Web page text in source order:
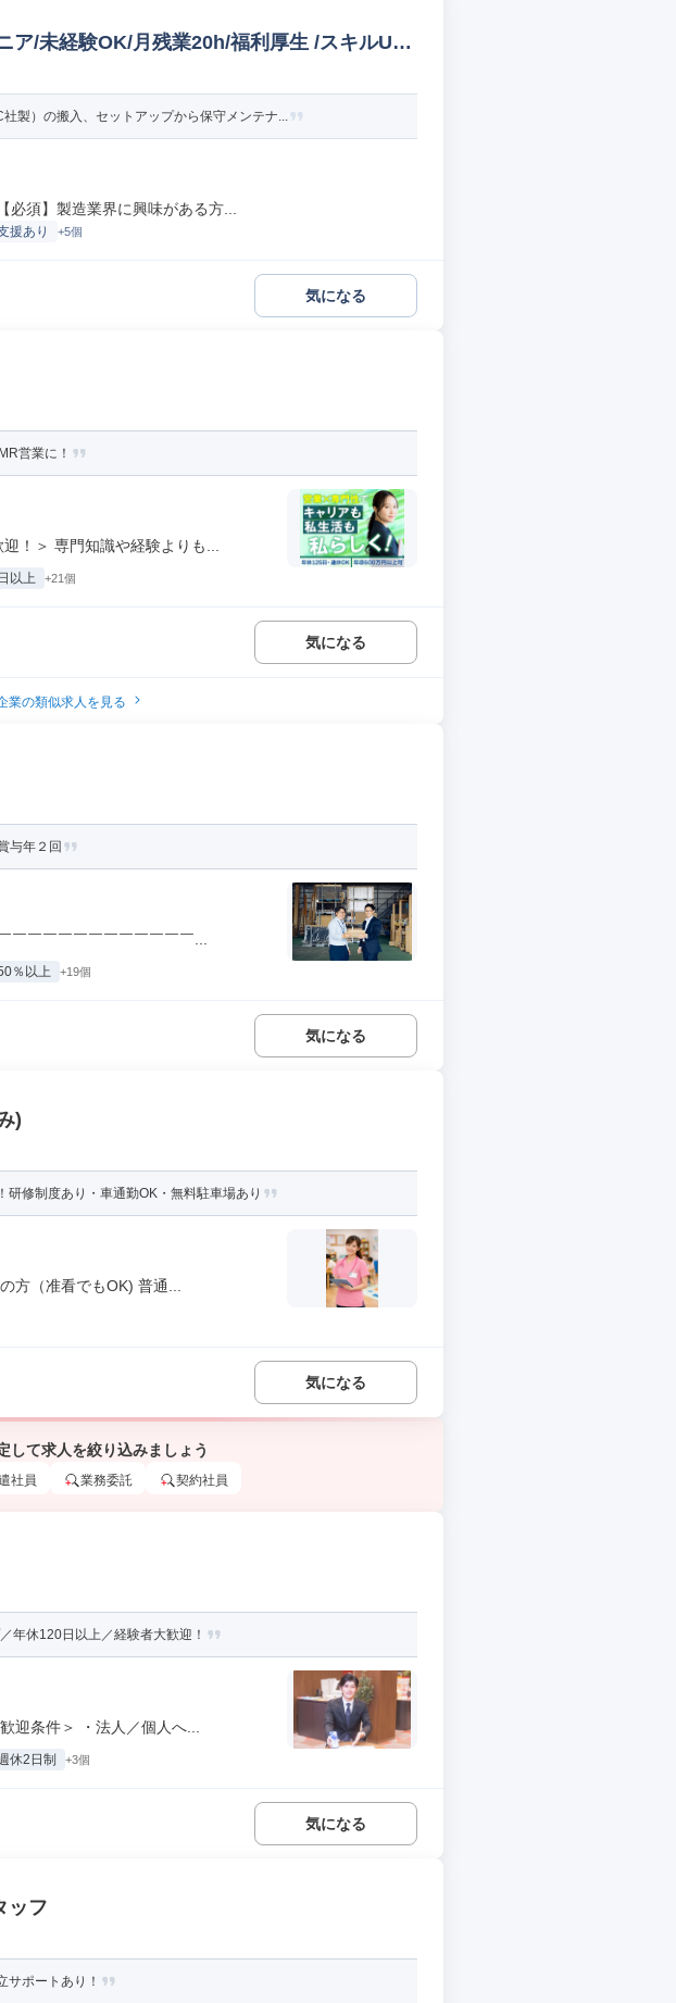
ア/未経験OK/月残業20h/福利厚生 /スキルUP
ア
製）の搬入、セットアップから保守メンテナ...
須】製造業界に興味がある方...
援あり +5個
気になる
営業に！
！＞ 専門知識や経験よりも...
以上 +21個
気になる
業の類似求人を見る
与年２回
￣￣￣￣￣￣￣￣￣￣￣...
％以上 +19個
気になる
)
修制度あり・車通勤OK・無料駐車場あり
方（准看でもOK) 普通...
気になる
して求人を絞り込みましょう
社員 業務委託 契約社員
年休120日以上／経験者大歓迎！
迎条件＞ ・法人／個人へ...
休2日制 +3個
気になる
ッフ
ポートあり！